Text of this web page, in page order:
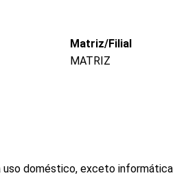
Matriz/Filial
MATRIZ
doméstico, exceto